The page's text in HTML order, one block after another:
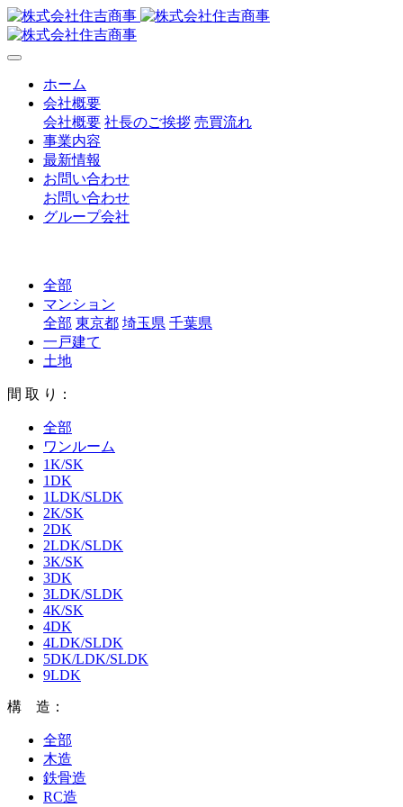
ホーム
会社概要
会社概要 社長のご挨拶 売買流れ
事業内容
最新情報
お問い合わせ
お問い合わせ
グループ会社
全部
マンション
全部 東京都 埼玉県 千葉県
一戸建て
土地
間 取 り：
全部
ワンルーム
1K/SK
1DK
1LDK/SLDK
2K/SK
2DK
2LDK/SLDK
3K/SK
3DK
3LDK/SLDK
4K/SK
4DK
4LDK/SLDK
5DK/LDK/SLDK
9LDK
構 造：
全部
木造
鉄骨造
RC造